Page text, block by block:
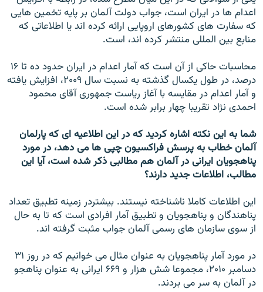
اعدام ها در ایران است، جواب دولت آلمان بر پایه تخمین هایی
که سفارت های کشورهای اروپایی ارائه کرده اند یا اطلاعاتی که
منابع بین المللی منتشر کرده اند، است.
محاسبات حاکی از آن است که آمار اعدام در ایران حدود ده تا ۱۶
درصد، در طول یکسال گذشته به نسبت سال ۲۰۰۹،‌ افزایش یافته
و آمار اعدام در مقایسه با آغاز ریاست جمهوری آقای محمود
احمدی نژاد تقریبا چهار برابر شده است.
شما به این نکته اشاره کردید که در این اطلاعیه ای که پارلمان
آلمان خطاب به پرسش فراکسیون چپی ها می دهد، در مورد
پناهجویان ایرانی در آلمان هم مطالبی ذکر شده است، آیا این
مطالب،‌ اطلاعات جدید دارند؟
این اطلاعات کاملا ناشناخته نیستند. بیشتردر زمینه تطبیق تعداد
پناهندگان و پناهجویان و تطبیق آمار افرادی است که تا به حال
از سوی سازمان های رسمی آلمان جواب مثبت گرفته اند.
در مورد آمار پناهجویان به عنوان مثال می خوانیم که در روز ۳۱
دسامبر ۲۰۱۰، مجموعا شش هزار و ۶۶۹ ایرانی به عنوان پناهجو
در آلمان به سر می بردند.